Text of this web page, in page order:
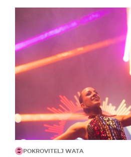
POKROVITELJ WATA